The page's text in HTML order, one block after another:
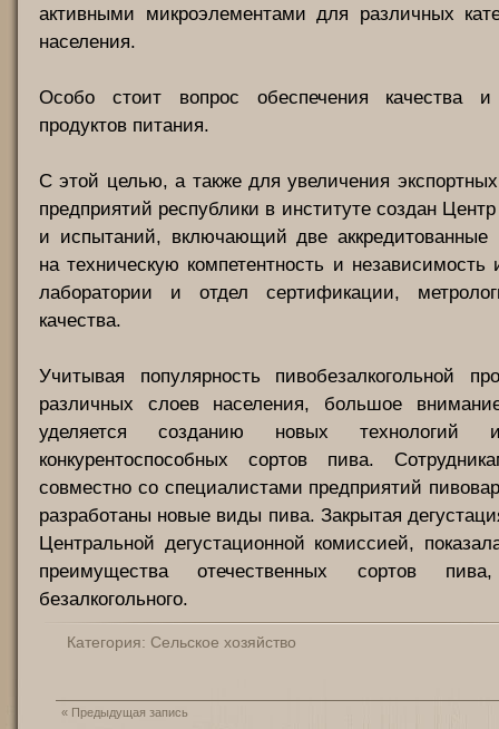
активными микроэлементами для различных
населения.
Особо стоит вопрос обеспечения качества и
продуктов питания.
С этой целью, а также для увеличения
предприятий республики в институте создан
и испытаний, включающий две аккредитованные
на техническую компетентность и независимость
лаборатории и отдел сертификации,
качества.
Учитывая популярность пивобезалкогольной
различных слоев населения, большое
уделяется созданию новых технологий
конкурентоспособных сортов пива.
совместно со специалистами предприятий
разработаны новые виды пива. Закрытая
Центральной дегустационной комиссией,
преимущества отечественных сортов
безалкогольного.
Категория: Сельское хозяйство
« Предыдущая запись